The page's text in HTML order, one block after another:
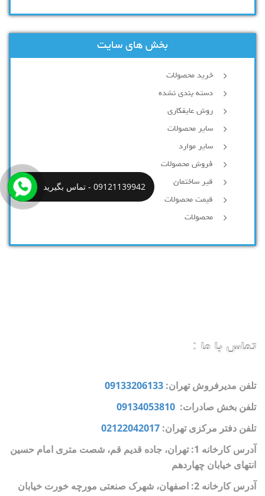
بخش های سایت
خرید محصولات
دسته بندی نشده
روش عایقکاری
سایر محصولات
سایر موارد
فروش محصولات
قیر ساختمان
قیمت محصولات
محصولات
تماس با ما :
تلفن مدیرفروش تهران: 09133206133
تلفن بخش صادرات: 09134053810
تلفن دفتر مرکزی تهران: 02122042017
آدرس کارخانه 1: تهران، جاده قدیم قم، شصت متری امام حسین
انتهای خیابان چهاردهم
آدرس کارخانه 2: اصفهان، شهرک صنعتی مورچه خورت خیابان
09121139942 - تماس بگیرید